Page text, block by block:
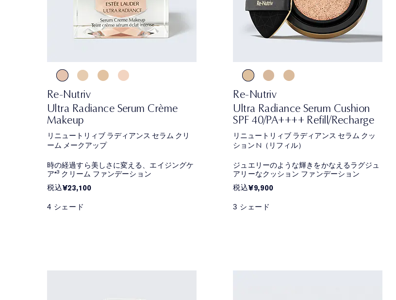
Re-Nutriv
Ultra Radiance Serum Crème
Makeup
リニュートリィブ ラディアンス セラム クリ
ーム メークアップ
時の経過すら美しさに変える、エイジングケ
ア*³ クリーム ファンデーション
税込¥23,100
4 シェード
Re-Nutriv
Ultra Radiance Serum Cushion
SPF 40/PA++++ Refill/Recharge
リニュートリィブ ラディアンス セラム クッ
ション N（リフィル）
ジュエリーのような輝きをかなえるラグジュ
アリーなクッション ファンデーション
税込¥9,900
3 シェード